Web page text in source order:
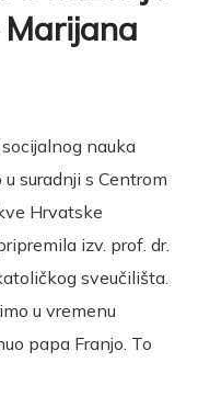
nauka
suradnji s Centrom
Hrvatske
izv. prof. dr.
sveučilišta.
u vremenu
papa Franjo. To